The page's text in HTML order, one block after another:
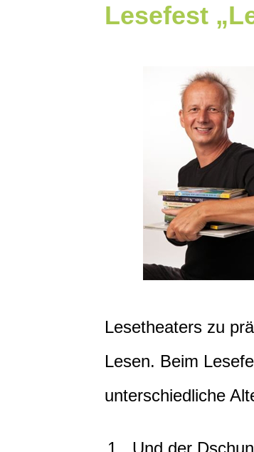
Lesefest
Lesetheaters zu
Lesen. Beim
unterschiedliche